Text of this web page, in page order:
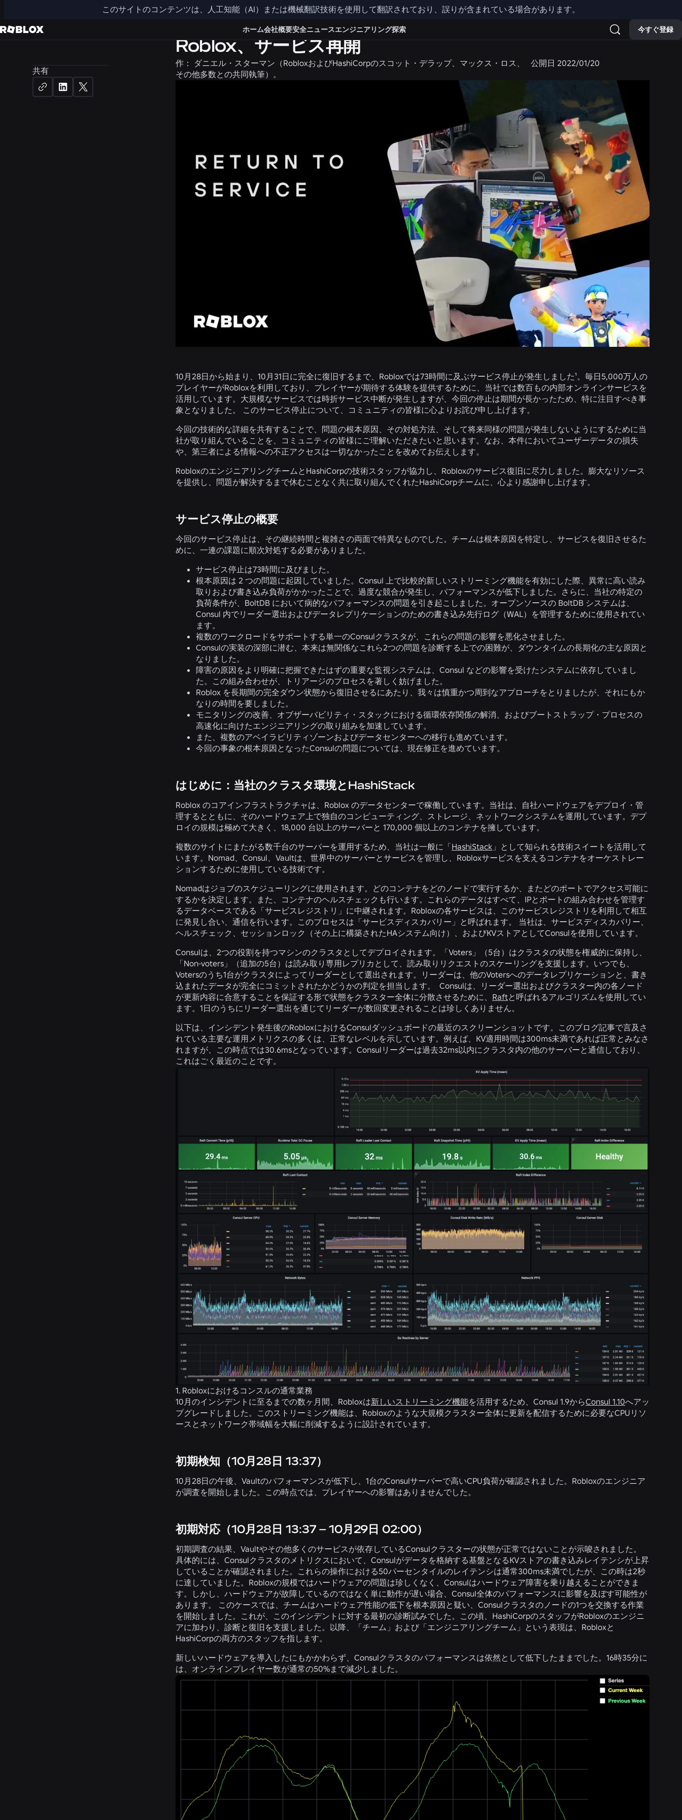
このサイトのコンテンツは、人工知能（AI）または機械翻訳技術を使用して翻訳されており、誤りが含まれている場合があります。
ホーム会社概要安全ニュースエンジニアリング探索 今すぐ登録
共有
エンジニアリング
Roblox、サービス再開
作：
ダニエル・スターマン（RobloxおよびHashiCorpのスコット・デラップ、マックス・ロス、
その他多数との共同執筆）。
公開日 2022/01/20
10月28日から始まり、10月31日に完全に復旧するまで、Robloxでは73時間に及ぶサービス停止が発生しました¹。毎日5,000万人の
プレイヤーがRobloxを利用しており、プレイヤーが期待する体験を提供するために、当社では数百もの内部オンラインサービスを
活用しています。大規模なサービスでは時折サービス中断が発生しますが、今回の停止は期間が長かったため、特に注目すべき事
象となりました。 このサービス停止について、コミュニティの皆様に心よりお詫び申し上げます。
今回の技術的な詳細を共有することで、問題の根本原因、その対処方法、そして将来同様の問題が発生しないようにするために当
社が取り組んでいることを、コミュニティの皆様にご理解いただきたいと思います。なお、本件においてユーザーデータの損失
や、第三者による情報への不正アクセスは一切なかったことを改めてお伝えします。
RobloxのエンジニアリングチームとHashiCorpの技術スタッフが協力し、Robloxのサービス復旧に尽力しました。膨大なリソース
を提供し、問題が解決するまで休むことなく共に取り組んでくれたHashiCorpチームに、心より感謝申し上げます。
サービス停止の概要
今回のサービス停止は、その継続時間と複雑さの両面で特異なものでした。チームは根本原因を特定し、サービスを復旧させるた
めに、一連の課題に順次対処する必要がありました。
サービス停止は73時間に及びました。
根本原因は 2 つの問題に起因していました。Consul 上で比較的新しいストリーミング機能を有効にした際、異常に高い読み
取りおよび書き込み負荷がかかったことで、過度な競合が発生し、パフォーマンスが低下しました。さらに、当社の特定の
負荷条件が、BoltDB において病的なパフォーマンスの問題を引き起こしました。オープンソースの BoltDB システムは、
Consul 内でリーダー選出およびデータレプリケーションのための書き込み先行ログ（WAL）を管理するために使用されてい
ます。
複数のワークロードをサポートする単一のConsulクラスタが、これらの問題の影響を悪化させました。
Consulの実装の深部に潜む、本来は無関係なこれら2つの問題を診断する上での困難が、ダウンタイムの長期化の主な原因と
なりました。
障害の原因をより明確に把握できたはずの重要な監視システムは、Consul などの影響を受けたシステムに依存していまし
た。この組み合わせが、トリアージのプロセスを著しく妨げました。
Roblox を長期間の完全ダウン状態から復旧させるにあたり、我々は慎重かつ周到なアプローチをとりましたが、それにもか
なりの時間を要しました。
モニタリングの改善、オブザーバビリティ・スタックにおける循環依存関係の解消、およびブートストラップ・プロセスの
高速化に向けたエンジニアリングの取り組みを加速しています。
また、複数のアベイラビリティゾーンおよびデータセンターへの移行も進めています。
今回の事象の根本原因となったConsulの問題については、現在修正を進めています。
はじめに：当社のクラスタ環境とHashiStack
Roblox のコアインフラストラクチャは、Roblox のデータセンターで稼働しています。当社は、自社ハードウェアをデプロイ・管
理するとともに、そのハードウェア上で独自のコンピューティング、ストレージ、ネットワークシステムを運用しています。デプ
ロイの規模は極めて大きく、18,000 台以上のサーバーと 170,000 個以上のコンテナを擁しています。
複数のサイトにまたがる数千台のサーバーを運用するため、当社は一般に「HashiStack 」として知られる技術スイートを活用して
います。 Nomad、 Consul、 Vaultは、世界中のサーバーとサービスを管理し、Robloxサービスを支えるコンテナをオーケストレー
ションするために使用している技術です。
Nomadはジョブのスケジューリングに使用されます。どのコンテナをどのノードで実行するか、またどのポートでアクセス可能に
するかを決定します。また、コンテナのヘルスチェックも行います。これらのデータはすべて、IPとポートの組み合わせを管理す
るデータベースである「サービスレジストリ」に中継されます。Robloxの各サービスは、このサービスレジストリを利用して相互
に発見し合い、通信を行います。このプロセスは「サービスディスカバリー」と呼ばれます。 当社は、サービスディスカバリー、
ヘルスチェック、セッションロック（その上に構築されたHAシステム向け）、およびKVストアとしてConsulを使用しています。
Consulは、2つの役割を持つマシンのクラスタとしてデプロイされます。「Voters」（5台）はクラスタの状態を権威的に保持し、
「Non-voters」（追加の5台）は読み取り専用レプリカとして、読み取りリクエストのスケーリングを支援します。いつでも、
Votersのうち1台がクラスタによってリーダーとして選出されます。リーダーは、他のVotersへのデータレプリケーションと、書き
込まれたデータが完全にコミットされたかどうかの判定を担当します。 Consulは、リーダー選出およびクラスター内の各ノード
が更新内容に合意することを保証する形で状態をクラスター全体に分散させるために、 Raftと呼ばれるアルゴリズムを使用してい
ます。1日のうちにリーダー選出を通じてリーダーが数回変更されることは珍しくありません。
以下は、インシデント発生後のRobloxにおけるConsulダッシュボードの最近のスクリーンショットです。このブログ記事で言及さ
れている主要な運用メトリクスの多くは、正常なレベルを示しています。例えば、KV適用時間は300ms未満であれば正常とみなさ
れますが、この時点では30.6msとなっています。Consulリーダーは過去32ms以内にクラスタ内の他のサーバーと通信しており、
これはごく最近のことです。
1. Robloxにおけるコンスルの通常業務
10月のインシデントに至るまでの数ヶ月間、Robloxは新しいストリーミング機能を活用するため、Consul 1.9からConsul 1.10へアッ
プグレードしました。このストリーミング機能は、Robloxのような大規模クラスター全体に更新を配信するために必要なCPUリソ
ースとネットワーク帯域幅を大幅に削減するように設計されています。
初期検知（10月28日 13:37）
10月28日の午後、Vaultのパフォーマンスが低下し、1台のConsulサーバーで高いCPU負荷が確認されました。Robloxのエンジニア
が調査を開始しました。この時点では、プレイヤーへの影響はありませんでした。
初期対応（10月28日 13:37 – 10月29日 02:00）
初期調査の結果、Vaultやその他多くのサービスが依存しているConsulクラスターの状態が正常ではないことが示唆されました。
具体的には、Consulクラスタのメトリクスにおいて、Consulがデータを格納する基盤となるKVストアの書き込みレイテンシが上昇
していることが確認されました。これらの操作における50パーセンタイルのレイテンシは通常300ms未満でしたが、この時は2秒
に達していました。Robloxの規模ではハードウェアの問題は珍しくなく、Consulはハードウェア障害を乗り越えることができま
す。しかし、ハードウェアが故障しているのではなく単に動作が遅い場合、Consul全体のパフォーマンスに影響を及ぼす可能性が
あります。 このケースでは、チームはハードウェア性能の低下を根本原因と疑い、Consulクラスタのノードの1つを交換する作業
を開始しました。これが、このインシデントに対する最初の診断試みでした。 この頃、HashiCorpのスタッフがRobloxのエンジニ
アに加わり、診断と復旧を支援しました。以降、「チーム」および「エンジニアリングチーム」という表現は、Robloxと
HashiCorpの両方のスタッフを指します。
新しいハードウェアを導入したにもかかわらず、Consulクラスタのパフォーマンスは依然として低下したままでした。16時35分に
は、オンラインプレイヤー数が通常の50%まで減少しました。